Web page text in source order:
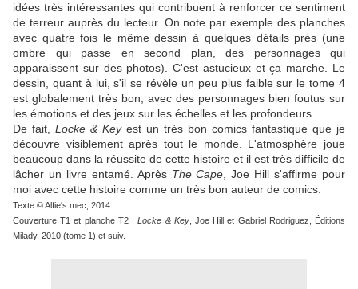
idées très intéressantes qui contribuent à renforcer ce sentiment
de terreur auprès du lecteur. On note par exemple des planches
avec quatre fois le même dessin à quelques détails près (une
ombre qui passe en second plan, des personnages qui
apparaissent sur des photos). C'est astucieux et ça marche. Le
dessin, quant à lui, s'il se révèle un peu plus faible sur le tome 4
est globalement très bon, avec des personnages bien foutus sur
les émotions et des jeux sur les échelles et les profondeurs.
De fait, Locke & Keyest un très bon comics fantastique que je
découvre visiblement après tout le monde. L'atmosphère joue
beaucoup dans la réussite de cette histoire et il est très difficile de
lâcher un livre entamé. Après The Cape , Joe Hill s'affirme pour
moi avec cette histoire comme un très bon auteur de comics.
Texte © Alfie's mec, 2014.
Couverture T1 et planche T2 :Locke & Key, Joe Hill et Gabriel Rodriguez, Éditions
Milady, 2010 (tome 1) et suiv.